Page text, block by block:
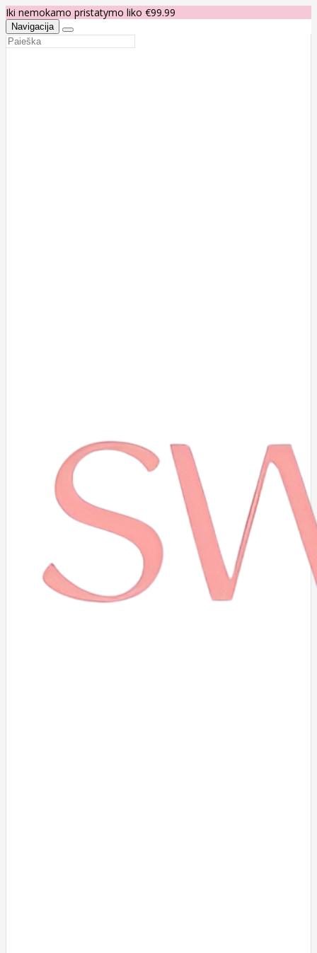
Iki nemokamo pristatymo liko €99.99
Navigacija